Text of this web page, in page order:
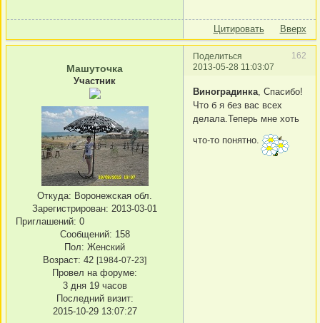
Цитировать Вверх
Поделиться
162
2013-05-28 11:03:07
Машуточка
Участник
Откуда: Воронежская обл.
Зарегистрирован: 2013-03-01
Приглашений: 0
Сообщений: 158
Пол: Женский
Возраст: 42 [1984-07-23]
Провел на форуме:
3 дня 19 часов
Последний визит:
2015-10-29 13:07:27
Виноградинка, Спасибо!
Что б я без вас всех
делала.Теперь мне хоть
что-то понятно.